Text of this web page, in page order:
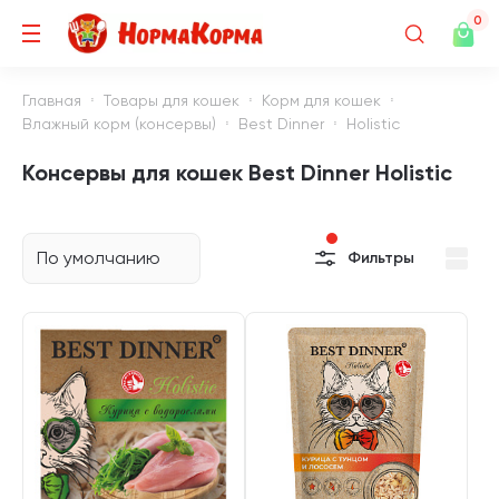
0
Главная Товары для кошек
Корм для кошек
Влажный корм (консервы)
Best Dinner Holistic
Консервы для кошек Best Dinner Holistic
По умолчанию Фильтры